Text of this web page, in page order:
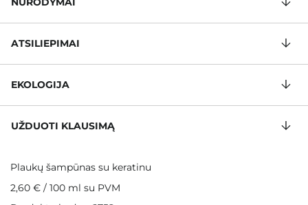
ATSILIEPIMAI
EKOLOGIJA
UŽDUOTI KLAUSIMĄ
Plaukų šampūnas su keratinu
2,60 € / 100 ml su PVM